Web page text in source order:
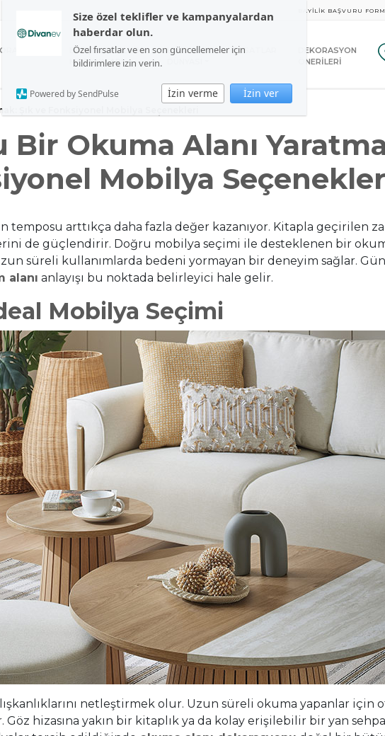
Size özel teklifler ve kampanyalardan
haberdar olun.
Özel fırsatlar ve en son güncellemeler için
bildirimlere izin verin.
İzin verme İzin ver
Powered by SendPulse
BAYİLİK BAŞVURU
BAHÇE VE BALKON
MOBİLYALARI
UYKU
FIRSATLAR
DEKORASYON
ÖNERİLERİ
Şık ve Fonksiyonel Mobilya Seçenekleri
Okuma Alanı
Mobilya
arttıkça daha fazla değer kazanıyor. Kitapla geçirilen
de güçlendirir. Doğru mobilya seçimi ile desteklenen bir
süreli kullanımlarda bedeni yormayan bir deneyim sağlar.
alanı anlayışı bu noktada belirleyici hale gelir.
Mobilya Seçimi
netleştirmek olur. Uzun süreli okuma yapanlar için
hizasına yakın bir kitaplık ya da kolay erişilebilir bir yan